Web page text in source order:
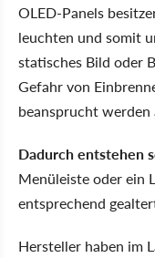
OLED-Panels
leuchten und somit
statisches Bild oder
Gefahr von
beansprucht werden
Dadurch entstehen
Menüleiste oder ein
entsprechend
Hersteller haben im